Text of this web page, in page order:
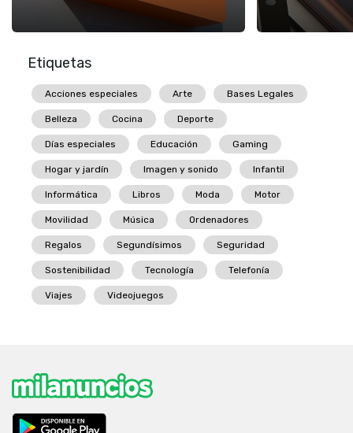
Etiquetas
Acciones especiales Arte Bases Legales
Belleza Cocina Deporte
Días especiales Educación Gaming
Hogar y jardín Imagen y sonido Infantil
Informática Libros Moda Motor
Movilidad Música Ordenadores
Regalos Segundísimos Seguridad
Sostenibilidad Tecnología Telefonía
Viajes Videojuegos